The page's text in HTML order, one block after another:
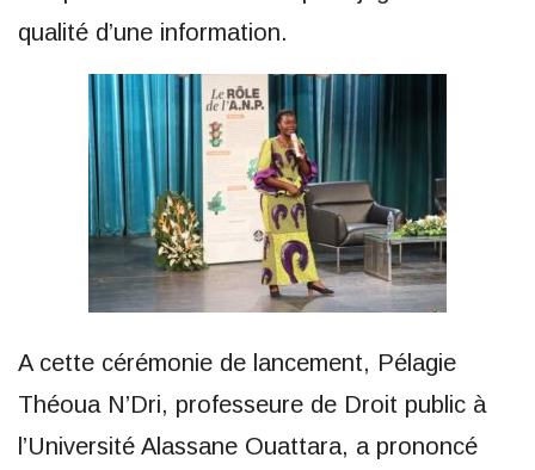
qualité d’une information.
A cette cérémonie de lancement, Pélagie
Théoua N’Dri, professeure de Droit public à
l’Université Alassane Ouattara, a prononcé